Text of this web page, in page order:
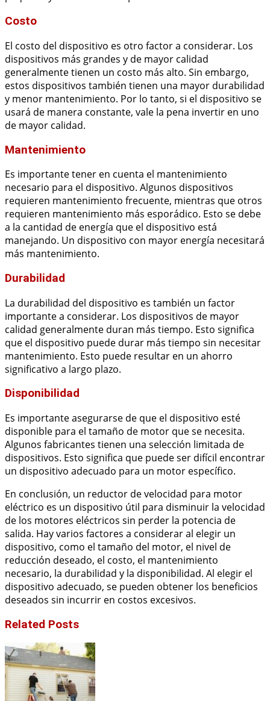
Costo
El costo del dispositivo es otro factor a considerar. Los
dispositivos más grandes y de mayor calidad
generalmente tienen un costo más alto. Sin embargo,
estos dispositivos también tienen una mayor durabilidad
y menor mantenimiento. Por lo tanto, si el dispositivo se
usará de manera constante, vale la pena invertir en uno
de mayor calidad.
Mantenimiento
Es importante tener en cuenta el mantenimiento
necesario para el dispositivo. Algunos dispositivos
requieren mantenimiento frecuente, mientras que otros
requieren mantenimiento más esporádico. Esto se debe
a la cantidad de energía que el dispositivo está
manejando. Un dispositivo con mayor energía necesitará
más mantenimiento.
Durabilidad
La durabilidad del dispositivo es también un factor
importante a considerar. Los dispositivos de mayor
calidad generalmente duran más tiempo. Esto significa
que el dispositivo puede durar más tiempo sin necesitar
mantenimiento. Esto puede resultar en un ahorro
significativo a largo plazo.
Disponibilidad
Es importante asegurarse de que el dispositivo esté
disponible para el tamaño de motor que se necesita.
Algunos fabricantes tienen una selección limitada de
dispositivos. Esto significa que puede ser difícil encontrar
un dispositivo adecuado para un motor específico.
En conclusión, un reductor de velocidad para motor
eléctrico es un dispositivo útil para disminuir la velocidad
de los motores eléctricos sin perder la potencia de
salida. Hay varios factores a considerar al elegir un
dispositivo, como el tamaño del motor, el nivel de
reducción deseado, el costo, el mantenimiento
necesario, la durabilidad y la disponibilidad. Al elegir el
dispositivo adecuado, se pueden obtener los beneficios
deseados sin incurrir en costos excesivos.
Related Posts